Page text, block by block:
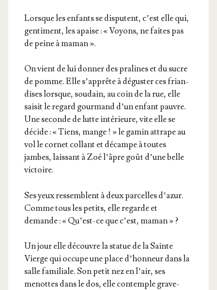
Lorsque les enfants se dis­putent, c’est elle qui,
gen­ti­ment, les apaise : « Voyons, ne faites pas
de peine à maman ».
On vient de lui don­ner des pra­lines et du sucre
de pomme. Elle s’ap­prête à dégus­ter ces frian­
dises lorsque, sou­dain, au coin de la rue, elle
sai­sit le regard gour­mand d’un enfant pauvre.
Une seconde de lutte inté­rieure, vite elle se
décide : « Tiens, mange ! » le gamin attrape au
vol le cor­net col­lant et décampe à toutes
jambes, lais­sant à Zoé l’âpre goût d’une belle
victoire.
Ses yeux res­semblent à deux par­celles d’a­zur.
Comme tous les petits, elle regarde et
demande : « Qu’est-ce que c’est, maman » ?
Un jour elle découvre la sta­tue de la Sainte
Vierge qui occupe une place d’hon­neur dans la
salle fami­liale. Son petit nez en l’air, ses
menottes dans le dos, elle contemple gra­ve­